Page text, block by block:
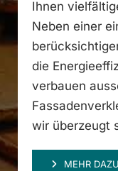
Ihnen
Neben einer
die
verbauen
wir überzeugt
MEHR DAZU